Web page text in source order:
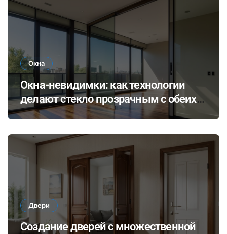
Окна
Окна-невидимки: как технологии
делают стекло прозрачным с обеих
сторон
Двери
Создание дверей с множественной